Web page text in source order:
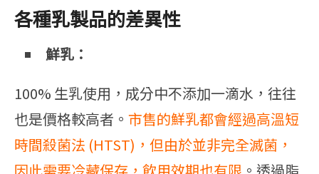
各種乳製品的差異性
鮮乳：
100% 生乳使用，成分中不添加一滴水，往往
也是價格較高者。 市售的鮮乳都會經過高溫短
時間殺菌法 (HTST)，但由於並非完全滅菌，